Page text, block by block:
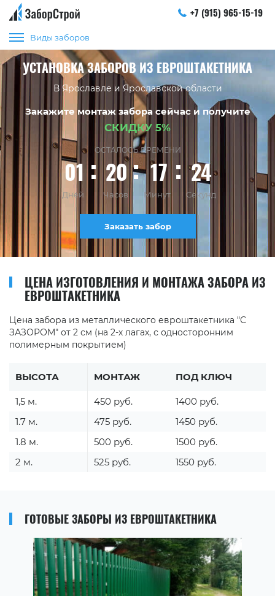
+7 (915) 965-15-19
Виды заборов
УСТАНОВКА ЗАБОРОВ ИЗ ЕВРОШТАКЕТНИКА
В Ярославле и Ярославской области
Закажите монтаж забора сейчас и получите
СКИДКУ 5%
ОСТАЛОСЬ ВРЕМЕНИ
01 20 17 24
Дней Часов Минут Секунд
Заказать забор
ЦЕНА ИЗГОТОВЛЕНИЯ И МОНТАЖА ЗАБОРА ИЗ
ЕВРОШТАКЕТНИКА
Цена забора из металлического евроштакетника "С
ЗАЗОРОМ" от 2 см (на 2-х лагах, с односторонним
полимерным покрытием)
ВЫСОТА МОНТАЖ ПОД КЛЮЧ
1,5 м. 450 руб.
1400 руб.
1.7 м.
475 руб.
1450 руб.
1.8 м.
500 руб.
1500 руб.
2 м.
525 руб. 1550 руб.
ГОТОВЫЕ ЗАБОРЫ ИЗ ЕВРОШТАКЕТНИКА